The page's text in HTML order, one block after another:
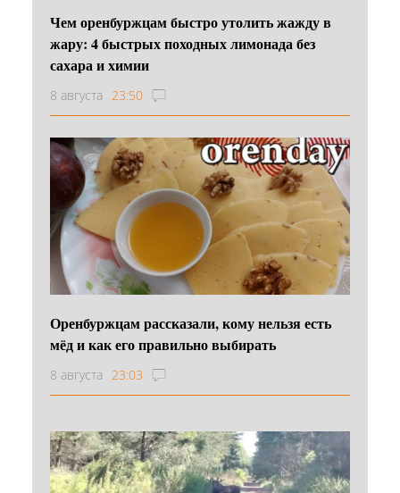
Чем оренбуржцам быстро утолить жажду в
жару: 4 быстрых походных лимонада без
сахара и химии
8 августа 23:50
Оренбуржцам рассказали, кому нельзя есть
мёд и как его правильно выбирать
8 августа 23:03